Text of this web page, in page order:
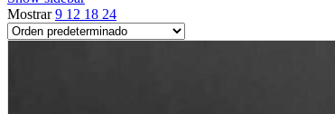
Mostrar9 12 18 24